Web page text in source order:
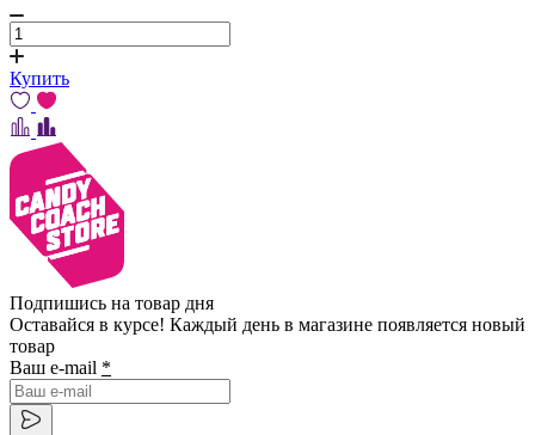
Купить
Подпишись на товар дня
Оставайся в курсе! Каждый день в магазине появляется новый
товар
Ваш e-mail *